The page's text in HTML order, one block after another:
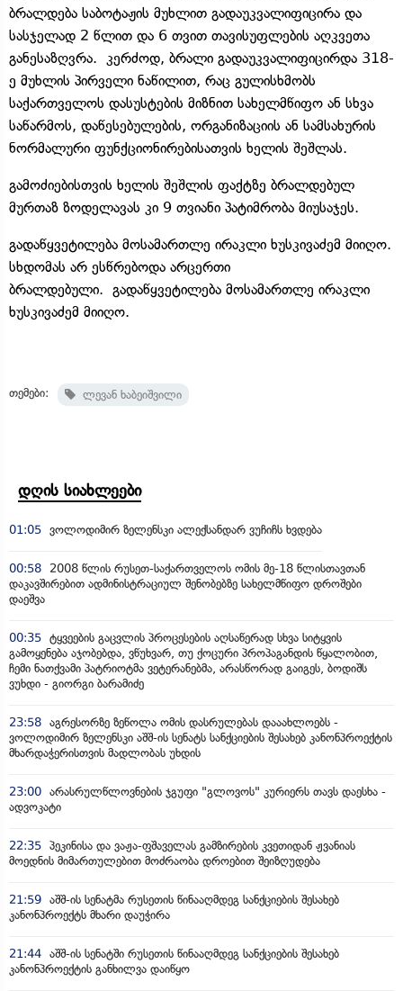
ბრალდება საბოტაჟის მუხლით გადაუკვალიფიცირა და
სასჯელად 2 წლით და 6 თვით თავისუფლების აღკვეთა
განესაზღვრა. კერძოდ, ბრალი გადაუკვალიფიცირდა 318-
ე მუხლის პირველი ნაწილით, რაც გულისხმობს
საქართველოს დასუსტების მიზნით სახელმწიფო ან სხვა
საწარმოს, დაწესებულების, ორგანიზაციის ან სამსახურის
ნორმალური ფუნქციონირებისათვის ხელის შეშლას.
გამოძიებისთვის ხელის შეშლის ფაქტზე ბრალდებულ
მურთაზ ზოდელავას კი 9 თვიანი პატიმრობა მიუსაჯეს.
გადაწყვეტილება მოსამართლე ირაკლი ხუსკივაძემ მიიღო.
სხდომას არ ესწრებოდა არცერთი
ბრალდებული. გადაწყვეტილება მოსამართლე ირაკლი
ხუსკივაძემ მიიღო.
თემები: ლევან ხაბეიშვილი
დღის სიახლეები
01:05 ვოლოდიმირ ზელენსკი ალექსანდარ ვუჩიჩს ხვდება
00:58
2008 წლის რუსეთ-საქართველოს ომის მე-18 წლისთავთან
დაკავშირებით ადმინისტრაციულ შენობებზე სახელმწიფო დროშები
დაეშვა
00:35 ტყვეების გაცვლის პროცესების აღსაწერად სხვა სიტყვის
გამოყენება აჯობებდა, ვწუხვარ, თუ ქოცური პროპაგანდის წყალობით,
ჩემი ნათქვამი პატრიოტმა ვეტერანებმა, არასწორად გაიგეს, ბოდიშს
ვუხდი - გიორგი ბარამიძე
23:58 აგრესორზე ზეწოლა ომის დასრულებას დააახლოებს -
ვოლოდიმირ ზელენსკი აშშ-ის სენატს სანქციების შესახებ კანონპროექტის
მხარდაჭერისთვის მადლობას უხდის
23:00 არასრულწლოვნების ჯგუფი "გლოვოს" კურიერს თავს დაესხა -
ადვოკატი
22:35 პეკინისა და ვაჟა-ფშაველას გამზირების კვეთიდან ჟვანიას
მოედნის მიმართულებით მოძრაობა დროებით შეიზღუდება
21:59 აშშ-ის სენატმა რუსეთის წინააღმდეგ სანქციების შესახებ
კანონპროექტს მხარი დაუჭირა
21:44 აშშ-ის სენატში რუსეთის წინააღმდეგ სანქციების შესახებ
კანონპროექტის განხილვა დაიწყო